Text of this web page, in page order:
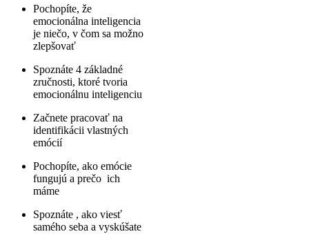
Pochopíte, že
emocionálna inteligencia
je niečo, v čom sa možno
zlepšovať
Spoznáte 4 základné
zručnosti, ktoré tvoria
emocionálnu inteligenciu
Začnete pracovať na
identifikácii vlastných
emócií
Pochopíte, ako emócie
fungujú a prečo ich
máme
Spoznáte , ako viesť
samého seba a vyskúšate